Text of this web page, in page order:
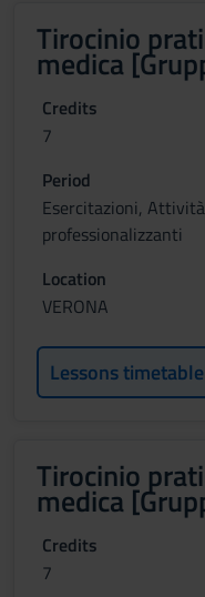
Tirocinio
medica
Credits
7
Period
Esercitazioni,
professionalizzanti
Location
VERONA
Lessons timetable
Tirocinio
medica
Credits
7